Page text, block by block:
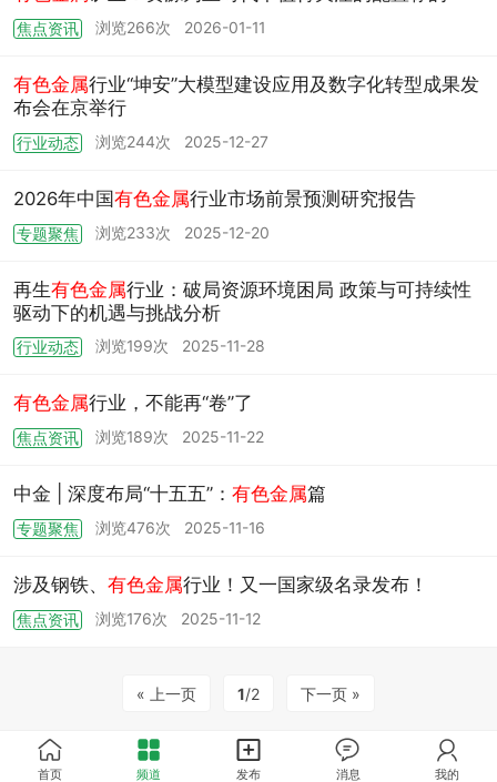
焦点资讯 浏览266次 2026-01-11
有色金属行业“坤安”大模型建设应用及数字化转型成果发
布会在京举行
行业动态 浏览244次 2025-12-27
2026年中国有色金属行业市场前景预测研究报告
专题聚焦 浏览233次 2025-12-20
再生有色金属行业：破局资源环境困局 政策与可持续性
驱动下的机遇与挑战分析
行业动态 浏览199次 2025-11-28
有色金属行业，不能再“卷”了
焦点资讯 浏览189次 2025-11-22
中金 | 深度布局“十五五”： 有色金属篇
专题聚焦 浏览476次 2025-11-16
涉及钢铁、 有色金属行业！又一国家级名录发布！
焦点资讯 浏览176次 2025-11-12
« 上一页 1/2 下一页 »
首页 频道 发布 消息 我的